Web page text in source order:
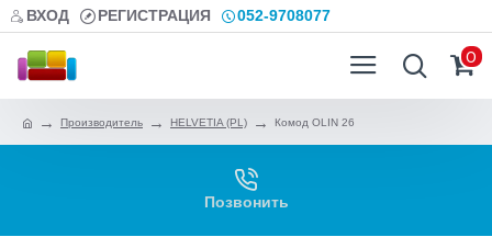
ВХОД РЕГИСТРАЦИЯ 052-9708077
0
Производитель HELVETIA (PL) Комод OLIN 26
Позвонить